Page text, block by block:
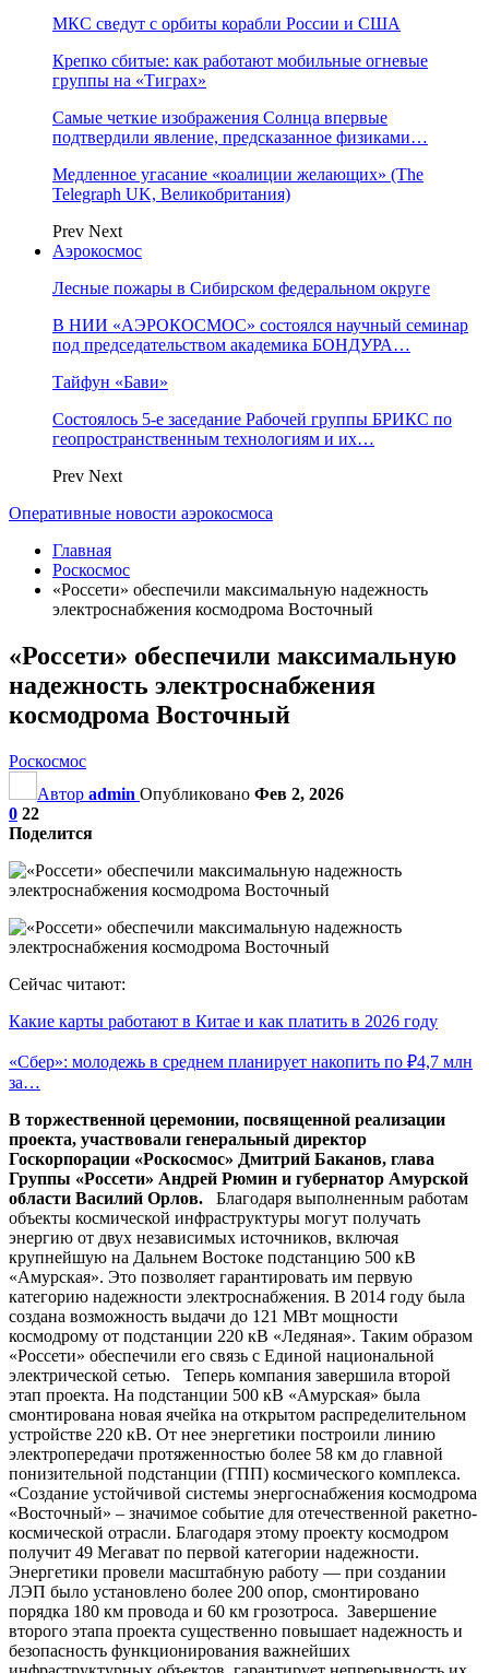
МКС сведут с орбиты корабли России и США
Крепко сбитые: как работают мобильные огневые
группы на «Тиграх»
Самые четкие изображения Солнца впервые
подтвердили явление, предсказанное физиками…
Медленное угасание «коалиции желающих» (The
Telegraph UK, Великобритания)
Prev Next
Аэрокосмос
Лесные пожары в Сибирском федеральном округе
В НИИ «АЭРОКОСМОС» состоялся научный семинар
под председательством академика БОНДУРА…
Тайфун «Бави»
Состоялось 5-е заседание Рабочей группы БРИКС по
геопространственным технологиям и их…
Prev Next
Оперативные новости аэрокосмоса
Главная
Роскосмос
«Россети» обеспечили максимальную надежность
электроснабжения космодрома Восточный
«Россети» обеспечили максимальную
надежность электроснабжения
космодрома Восточный
Роскосмос
Автор admin Опубликовано Фев 2, 2026
0 22
Поделится
Сейчас читают:
Какие карты работают в Китае и как платить в 2026 году
«Сбер»: молодежь в среднем планирует накопить по ₽4,7 млн
за…
В торжественной церемонии, посвященной реализации
проекта, участвовали генеральный директор
Госкорпорации «Роскосмос» Дмитрий Баканов, глава
Группы «Россети» Андрей Рюмин и губернатор Амурской
области Василий Орлов. Благодаря выполненным работам
объекты космической инфраструктуры могут получать
энергию от двух независимых источников, включая
крупнейшую на Дальнем Востоке подстанцию 500 кВ
«Амурская». Это позволяет гарантировать им первую
категорию надежности электроснабжения. В 2014 году была
создана возможность выдачи до 121 МВт мощности
космодрому от подстанции 220 кВ «Ледяная». Таким образом
«Россети» обеспечили его связь с Единой национальной
электрической сетью. Теперь компания завершила второй
этап проекта. На подстанции 500 кВ «Амурская» была
смонтирована новая ячейка на открытом распределительном
устройстве 220 кВ. От нее энергетики построили линию
электропередачи протяженностью более 58 км до главной
понизительной подстанции (ГПП) космического комплекса.
«Создание устойчивой системы энергоснабжения космодрома
«Восточный» – значимое событие для отечественной ракетно-
космической отрасли. Благодаря этому проекту космодром
получит 49 Мегават по первой категории надежности.
Энергетики провели масштабную работу — при создании
ЛЭП было установлено более 200 опор, смонтировано
порядка 180 км провода и 60 км грозотроса. Завершение
второго этапа проекта существенно повышает надежность и
безопасность функционирования важнейших